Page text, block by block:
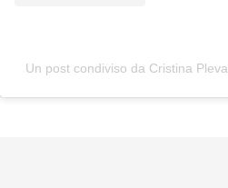
Un post condiviso da Cristina